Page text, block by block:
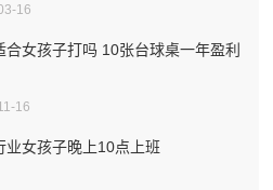
16
合女孩子打吗 10张台球桌一年盈利
16
业女孩子晚上10点上班